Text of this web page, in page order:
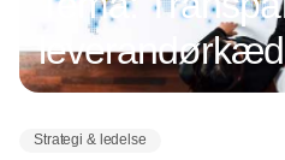
Strategi & ledelse